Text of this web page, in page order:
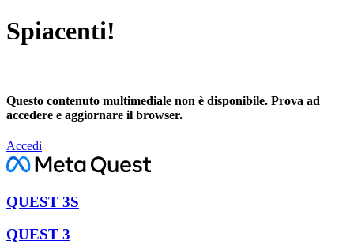
Spiacenti!
Questo contenuto multimediale non è disponibile. Prova ad
accedere e aggiornare il browser.
Accedi
QUEST 3S
QUEST 3